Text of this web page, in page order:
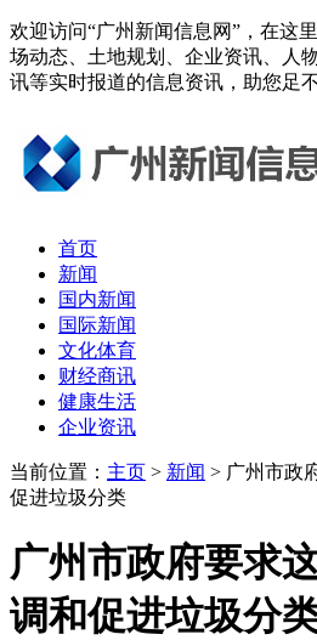
欢迎访问“广州新闻信息网”，在这
场动态、土地规划、企业资讯、人
讯等实时报道的信息资讯，助您足
首页
新闻
国内新闻
国际新闻
文化体育
财经商讯
健康生活
企业资讯
当前位置： 主页 > 新闻 > 广州市政
促进垃圾分类
广州市政府要求
调和促进垃圾分